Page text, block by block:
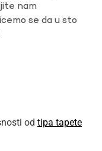
nam
se da u sto
od tipa tapete